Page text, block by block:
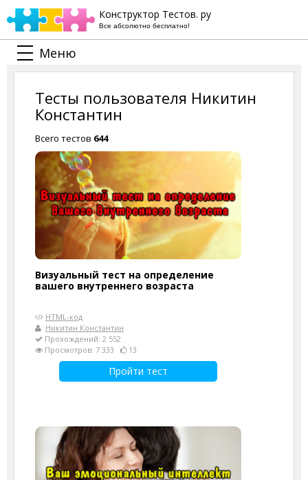
Конструктор Тестов. ру
Все абсолютно бесплатно!
Меню
Тесты пользователя Никитин
Константин
Всего тестов 644
Визуальный тест на определение
вашего внутреннего возраста
HTML-код
Никитин Константин
Прохождений: 2 552
Просмотров: 7 333
13
Пройти тест